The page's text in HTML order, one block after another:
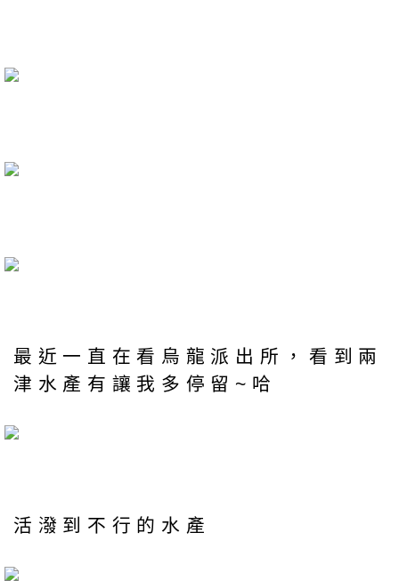
最近一直在看烏龍派出所，看到兩
津水產有讓我多停留~哈
活潑到不行的水產